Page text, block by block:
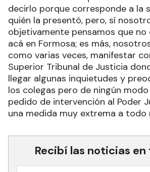
decirlo porque corresponde a la
quién la presentó, pero, sí
objetivamente pensamos que no
acá en Formosa; es más,
como varias veces, manifestar
Superior Tribunal de Justicia
llegar algunas inquietudes y
los colegas pero de ningún
pedido de intervención al Poder
una medida muy extrema a todo
Recibí las noticias